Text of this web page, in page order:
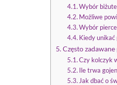
Wybór
Możliwe
Wybór
Kiedy unikać
Często
Czy kolczyk
Ile trwa
Jak dbać o